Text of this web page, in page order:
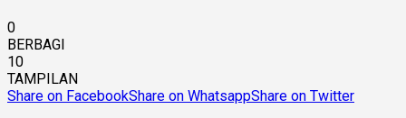
0
BERBAGI
10
TAMPILAN
Share on FacebookShare on WhatsappShare on Twitter